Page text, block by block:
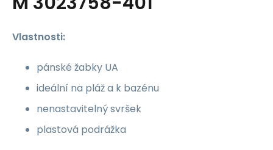
Vlastnosti:
pánské žabky UA
ideální na pláž a k bazénu
nenastavitelný svršek
plastová podrážka